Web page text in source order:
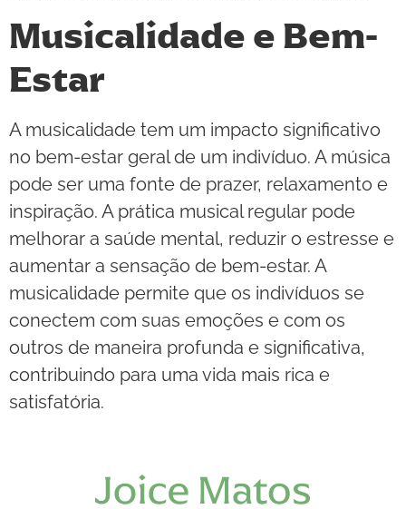
Musicalidade e Bem-
Estar
A musicalidade tem um impacto significativo
no bem-estar geral de um indivíduo. A música
pode ser uma fonte de prazer, relaxamento e
inspiração. A prática musical regular pode
melhorar a saúde mental, reduzir o estresse e
aumentar a sensação de bem-estar. A
musicalidade permite que os indivíduos se
conectem com suas emoções e com os
outros de maneira profunda e significativa,
contribuindo para uma vida mais rica e
satisfatória.